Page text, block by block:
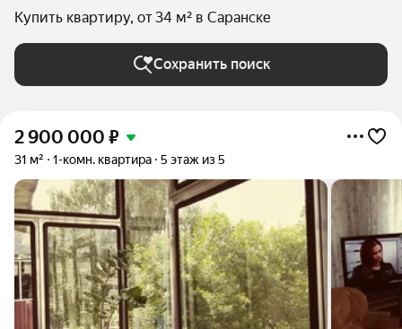
Купить квартиру, от 34 м² в Саранске
Сохранить поиск
2 900 000 ₽
31 м² 1-комн. квартира 5 этаж из 5